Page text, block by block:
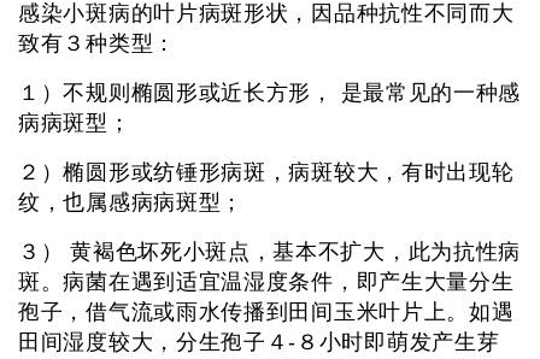
感染小斑病的叶片病斑形状，因品种抗性不同而大
致有３种类型：
１）不规则椭圆形或近长方形， 是最常见的一种感
病病斑型；
２）椭圆形或纺锤形病斑，病斑较大，有时出现轮
纹，也属感病病斑型；
３） 黄褐色坏死小斑点，基本不扩大，此为抗性病
斑。病菌在遇到适宜温湿度条件，即产生大量分生
孢子，借气流或雨水传播到田间玉米叶片上。如遇
田间湿度较大，分生孢子４-８小时即萌发产生芽